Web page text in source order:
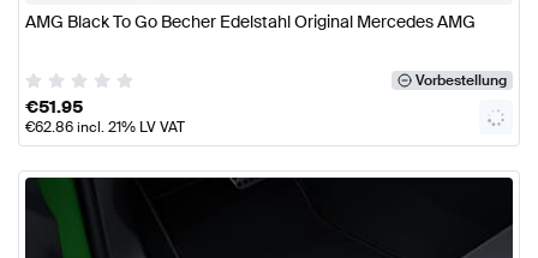
AMG Black To Go Becher Edelstahl Original Mercedes AMG
Vorbestellung
€51.95
€62.86incl. 21% LV VAT